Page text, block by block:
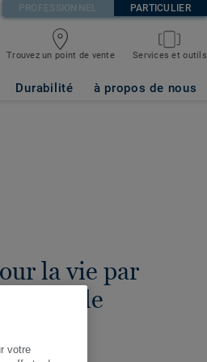
PROFESSIONNEL PARTICULIER
Trouvez un point de vente Services et outils
Durabilité à propos de nous
la vie par
durable
votre